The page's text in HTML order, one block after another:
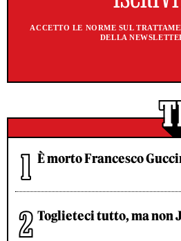
ACCETTO LE NORME SUL
DELLA
È morto Francesco
Toglieteci tutto, ma non